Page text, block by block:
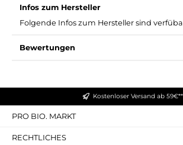
Infos zum Hersteller
Folgende Infos zum Hersteller sind
Bewertungen
Kostenloser Versand ab 59€**
PRO BIO. MARKT
RECHTLICHES